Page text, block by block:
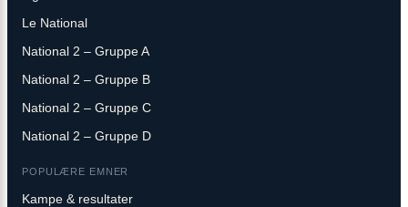
Le National
National 2 – Gruppe A
National 2 – Gruppe B
National 2 – Gruppe C
National 2 – Gruppe D
POPULÆRE EMNER
Kampe & resultater